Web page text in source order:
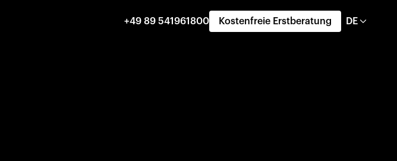
+49 89 541961800 Kostenfreie Erstberatung DE